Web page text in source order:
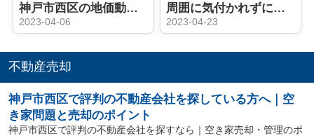
神戸市西区の地価動向や人口動態は？不動産売却のタイミングはいつ？
2023-04-06
周囲に気付かれずに不動産売却したいですか？売却活動のポイントをご紹介
2023-04-23
不動産売却
神戸市西区で評判の不動産会社を探している方へ｜空
き家問題と売却のポイント
神戸市西区で評判の不動産会社を探すなら｜空き家売却・管理のポ